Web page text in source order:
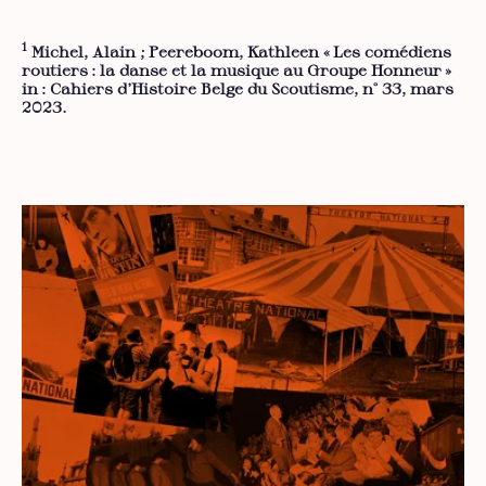
1 Michel, Alain ; Peereboom, Kathleen « Les comédiens
routiers : la danse et la musique au Groupe Honneur »
in : Cahiers d’Histoire Belge du Scoutisme, n° 33, mars
2023.